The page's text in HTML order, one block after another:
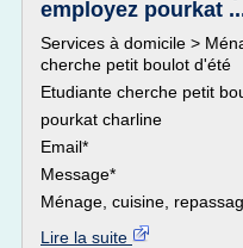
employez pourkat
Services à domicile >
cherche petit boulot d'été
Etudiante cherche petit
pourkat charline
Email*
Message*
Ménage, cuisine,
Lire la suite